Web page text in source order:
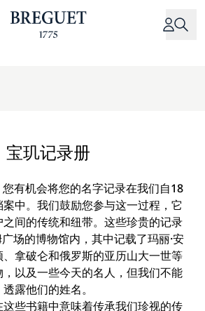
宝玑记录册
有机会将您的名字记录在我们自18
中。我们鼓励您参与这一过程，它
间的传统和纽带。这些珍贵的记录
场的博物馆内，其中记载了玛丽·安
拿破仑和俄罗斯的亚历山大一世等
以及一些今天的名人，但我们不能
透露他们的姓名。
些书籍中意味着传承我们珍视的传